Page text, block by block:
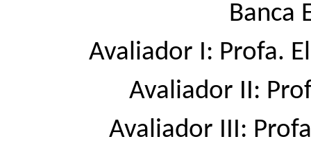
Banca
Avaliador I: Profa.
Avaliador II:
Avaliador III: